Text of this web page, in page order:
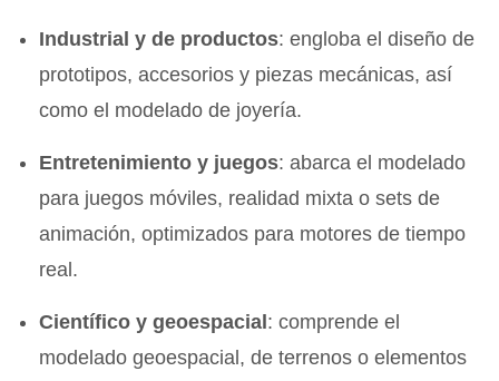
Industrial y de productos: engloba el diseño de
prototipos, accesorios y piezas mecánicas, así
como el modelado de joyería.
Entretenimiento y juegos: abarca el modelado
para juegos móviles, realidad mixta o sets de
animación, optimizados para motores de tiempo
real.
Científico y geoespacial : comprende el
modelado geoespacial, de terrenos o elementos